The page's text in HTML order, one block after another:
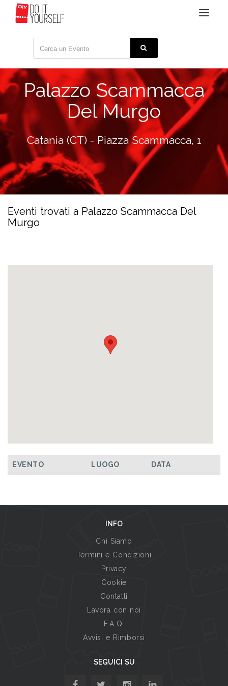
Toggle
Palazzo Scammacca
Del Murgo
Catania (CT) - Piazza Scammacca, 1
Eventi trovati a Palazzo Scammacca Del
Murgo
EVENTO LUOGO DATA
INFO
Chi Siamo
Termini e Condizioni
Privacy
Cookie
Contatti
Lavora con noi
F.A.Q.
Avvisi e Rimborsi
SEGUICI SU